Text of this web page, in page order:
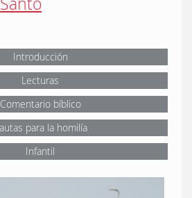
Introducción
Lecturas
Comentario bíblico
para la homilía
Infantil